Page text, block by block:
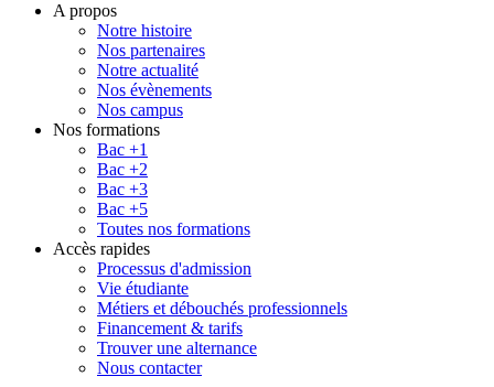
A propos
Notre histoire
Nos partenaires
Notre actualité
Nos évènements
Nos campus
Nos formations
Bac +1
Bac +2
Bac +3
Bac +5
Toutes nos formations
Accès rapides
Processus d'admission
Vie étudiante
Métiers et débouchés professionnels
Financement & tarifs
Trouver une alternance
Nous contacter